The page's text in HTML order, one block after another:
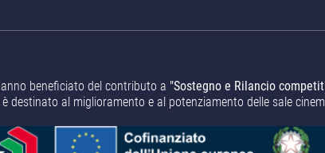
beneficiato del contributo a "Sostegno e Rilancio
destinato al miglioramento e al potenziamento delle sale